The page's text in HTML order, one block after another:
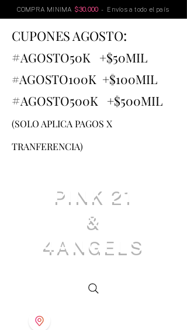
COMPRA MINIMA $30.000 - Envíos a todo el país
CUPONES AGOSTO:
#AGOSTO50K +$50MIL
#AGOSTO100K +$100MIL
#AGOSTO500K +$500MIL
(SOLO APLICA PAGOS X
TRANFERENCIA)
PINK 21
&
4ANGELS